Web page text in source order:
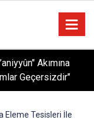
Düşük Kalorili
Eleme Tesisleri İle